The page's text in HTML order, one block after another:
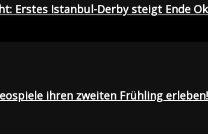
Erstes Istanbul-Derby steigt Ende
ihren zweiten Frühling erleben!